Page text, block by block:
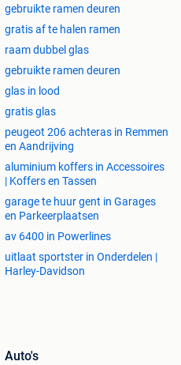
gebruikte ramen deuren
gratis af te halen ramen
raam dubbel glas
gebruikte ramen deuren
glas in lood
gratis glas
peugeot 206 achteras in Remmen
en Aandrijving
aluminium koffers in Accessoires
| Koffers en Tassen
garage te huur gent in Garages
en Parkeerplaatsen
av 6400 in Powerlines
uitlaat sportster in Onderdelen |
Harley-Davidson
Auto's